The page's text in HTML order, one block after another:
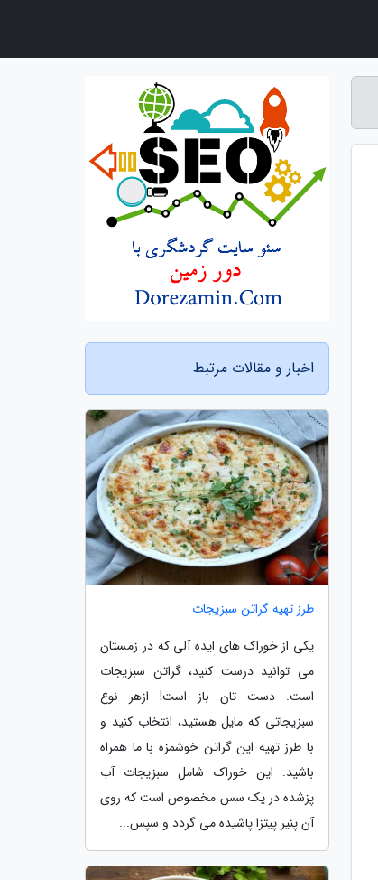
اخبار و مقالات مرتبط
طرز تهیه گراتن سبزیجات
یکی از خوراک های ایده آلی که در زمستان
می توانید درست کنید، گراتن سبزیجات
است. دست تان باز است! ازهر نوع
سبزیجاتی که مایل هستید، انتخاب کنید و
با طرز تهیه این گراتن خوشمزه با ما همراه
باشید. این خوراک شامل سبزیجات آب
پزشده در یک سس مخصوص است که روی
آن پنیر پیتزا پاشیده می گردد و سپس...